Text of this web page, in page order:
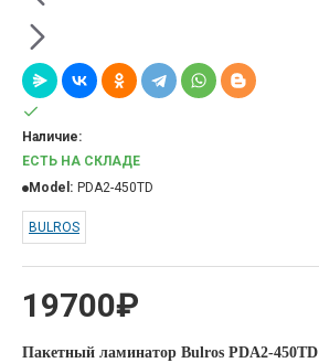
19700₽
Наличие:
ЕСТЬ НА СКЛАДЕ
Model: PDA2-450TD
BULROS
Пакетный ламинатор Bulros PDA2-450TD